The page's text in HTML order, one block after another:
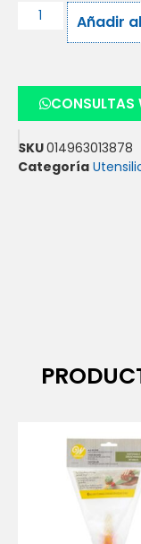
Añadir
CONSULTAS
SKU014963013878
Categoría